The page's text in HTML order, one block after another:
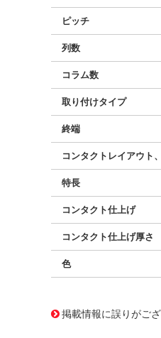
ピッチ
列数
コラム数
取り付けタイプ
終端
コンタクトレイアウト
特長
コンタクト仕上げ
コンタクト仕上げ厚さ
色
掲載情報に誤りがご